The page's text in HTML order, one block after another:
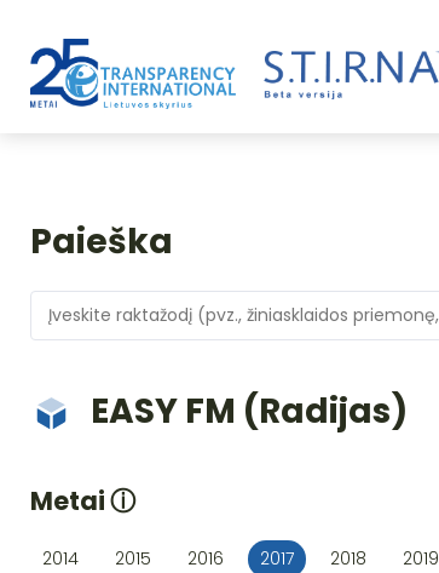
Paieška
EASY FM (Radijas)
Metaiⓘ
2014 2015 2016 2017 2018 2019